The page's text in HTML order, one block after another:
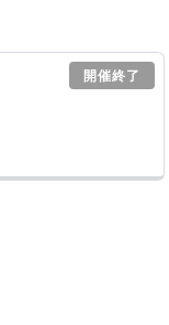
開催終了